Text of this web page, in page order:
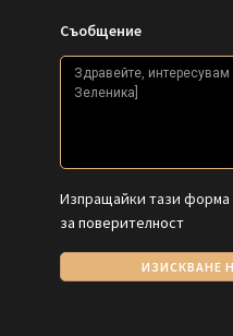
Съобщение
Изпращайки тази форма
за поверителност
ИЗИСКВАНЕ